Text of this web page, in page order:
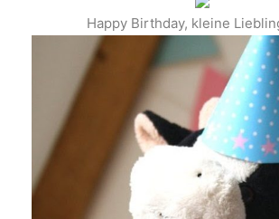
Happy Birthday, kleine